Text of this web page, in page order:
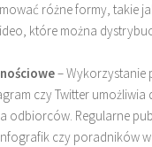
różne formy, takie
które można
– Wykorzystanie
czy Twitter umożliwia
odbiorców. Regularne
czy poradników